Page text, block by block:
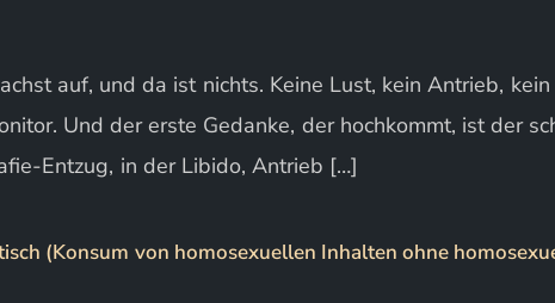
auf, und da ist nichts. Keine Lust, kein Antrieb,
Und der erste Gedanke, der hochkommt, ist der
Entzug, in der Libido, Antrieb […]
(Konsum von homosexuellen Inhalten ohne